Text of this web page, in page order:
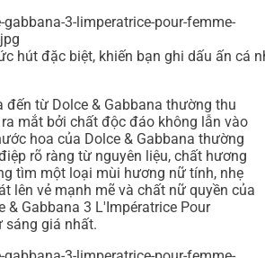
hút đặc biệt, khiến bạn ghi dấu ấn cá
đến từ Dolce & Gabbana thường thu
mắt bởi chất độc đáo không lẫn vào
hoa của Dolce & Gabbana thường
rõ ràng từ nguyên liệu, chất hương
tìm một loại mùi hương nữ tính, nhẹ
lên vẻ mạnh mẽ và chất nữ quyền của
& Gabbana 3 L'Impératrice Pour
sáng giá nhất.